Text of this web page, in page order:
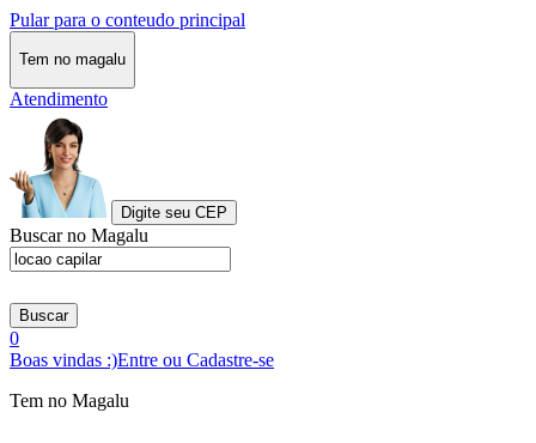
Pular para o conteudo principal
Tem no magalu
Atendimento
Digite seu CEP
Buscar no Magalu
Buscar
0
Boas vindas :)Entre ou Cadastre-se
Tem no Magalu